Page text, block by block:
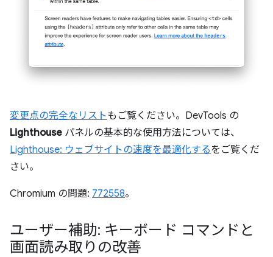
変更点の完全なリストもご覧ください。DevTools の
Lighthouse パネルの基本的な使用方法については、
Lighthouse: ウェブサイトの速度を最適化するをご覧くだ
さい。
Chromium の問題: 772558。
ユーザー補助: キーボード コマンドと
画面読み取りの改善